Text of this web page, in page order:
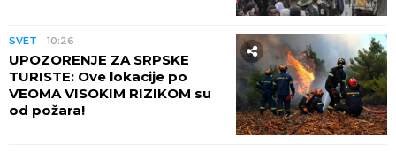
SVET 10:26
UPOZORENJE ZA SRPSKE
TURISTE: Ove lokacije po
VEOMA VISOKIM RIZIKOM su
od požara!